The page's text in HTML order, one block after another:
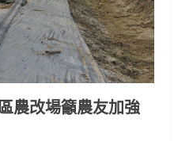
農改場籲農友加強